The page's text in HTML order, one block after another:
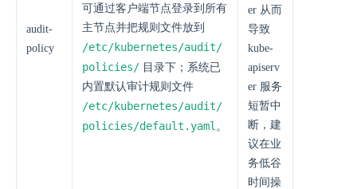
audit-
policy
可通过客户端节点登录到所有
主节点并把规则文件放到
/etc/kubernetes/audit/
policies/ 目录下；系统已
内置默认审计规则文件
/etc/kubernetes/audit/
policies/default.yaml 。
er 从而
导致
kube-
apiserv
er 服务
短暂中
断，建
议在业
务低谷
时间操